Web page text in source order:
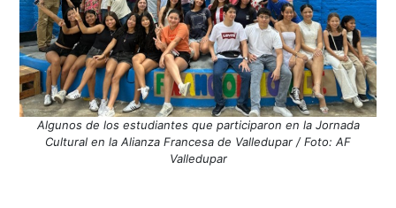
Algunos de los estudiantes que participaron en la Jornada
Cultural en la Alianza Francesa de Valledupar / Foto: AF
Valledupar